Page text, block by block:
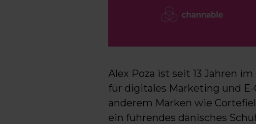
Alex Poza ist seit 13 Jahren
für digitales Marketing und
anderem Marken wie
ein führendes dänisches